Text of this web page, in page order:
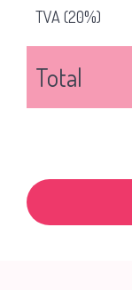
TVA (20%)
Total